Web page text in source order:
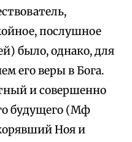
послушное
было, однако, для
его веры в Бога.
и совершенно
будущего (Мф
Ноя и